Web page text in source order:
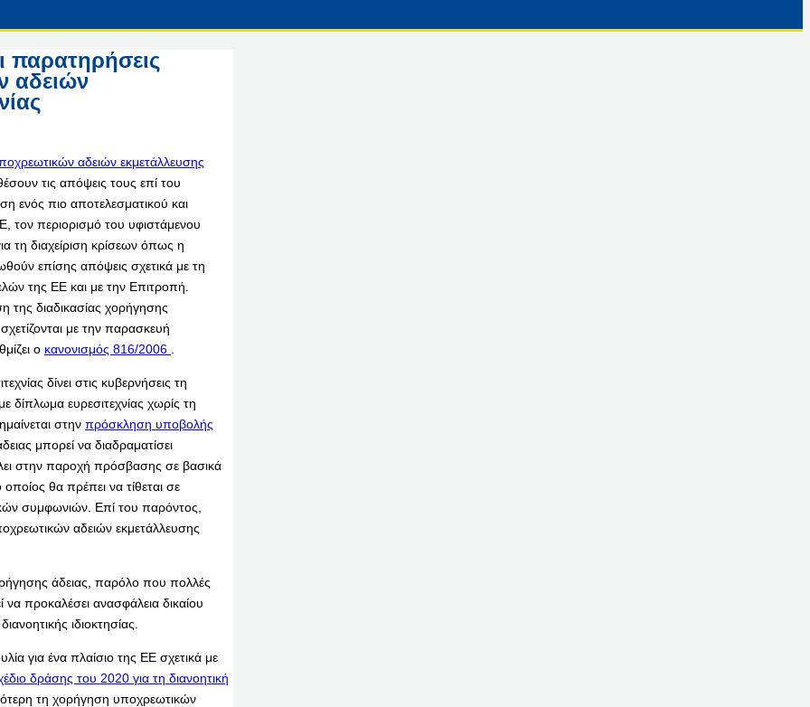
παρατηρήσεις
αδειών
αδειών εκμετάλλευσης
τις απόψεις τους επί του
ενός πιο αποτελεσματικού και
τον περιορισμό του υφιστάμενου
τη διαχείριση κρίσεων όπως η
επίσης απόψεις σχετικά με τη
της ΕΕ και με την Επιτροπή.
της διαδικασίας χορήγησης
με την παρασκευή
ο κανονισμός 816/2006
δίνει στις κυβερνήσεις τη
δίπλωμα ευρεσιτεχνίας χωρίς τη
στην πρόσκληση υποβολής
μπορεί να διαδραματίσει
στην παροχή πρόσβασης σε βασικά
θα πρέπει να τίθεται σε
συμφωνιών. Επί του παρόντος,
αδειών εκμετάλλευσης
άδειας, παρόλο που πολλές
προκαλέσει ανασφάλεια δικαίου
ιδιοκτησίας.
για ένα πλαίσιο της ΕΕ σχετικά με
δράσης του 2020 για τη διανοητική
τη χορήγηση υποχρεωτικών